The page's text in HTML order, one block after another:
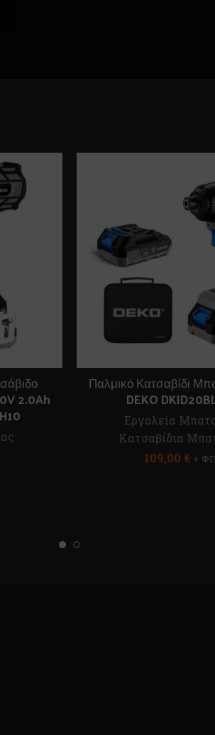
2.0Ah
Παλμικό Κατσαβίδι
DEKO
Εργαλεία
Κατσαβίδια
109,00 € +